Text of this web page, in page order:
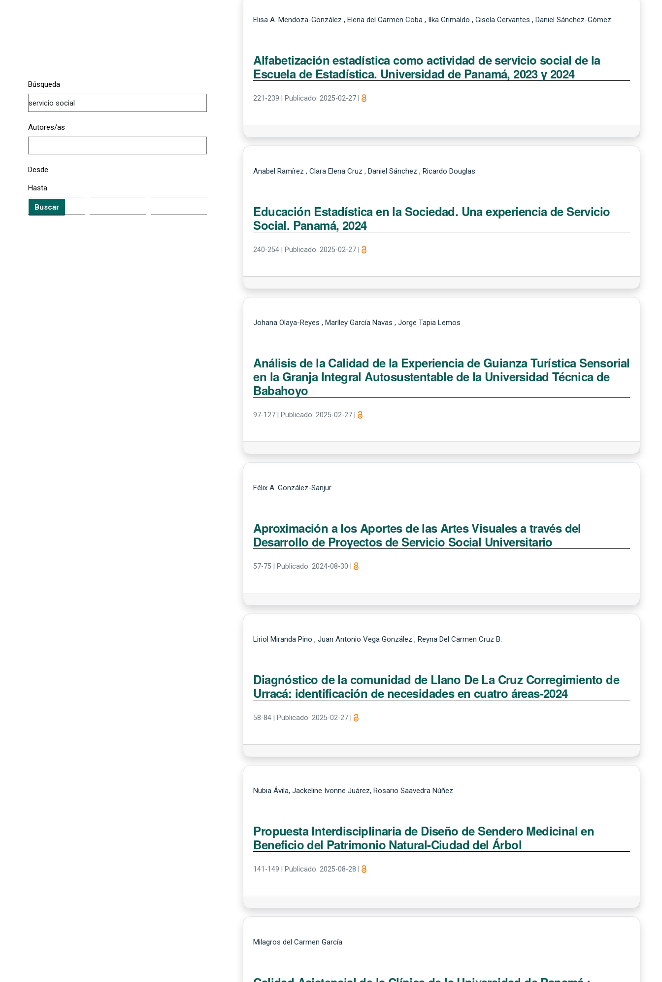
Búsqueda
Autores/as
Desde
Hasta
Buscar
Elisa A. Mendoza-González , Elena del Carmen Coba , Ilka Grimaldo , Gisela Cervantes , Daniel Sánchez-Gómez
Alfabetización estadística como actividad de servicio social de la
Escuela de Estadística. Universidad de Panamá, 2023 y 2024
221-239 Publicado: 2025-02-27 |
Anabel Ramírez , Clara Elena Cruz , Daniel Sánchez , Ricardo Douglas
Educación Estadística en la Sociedad. Una experiencia de Servicio
Social. Panamá, 2024
240-254 Publicado: 2025-02-27 |
Johana Olaya-Reyes , Marlley García Navas , Jorge Tapia Lemos
Análisis de la Calidad de la Experiencia de Guianza Turística Sensorial
en la Granja Integral Autosustentable de la Universidad Técnica de
Babahoyo
97-127 Publicado: 2025-02-27 |
Félix A. González-Sanjur
Aproximación a los Aportes de las Artes Visuales a través del
Desarrollo de Proyectos de Servicio Social Universitario
57-75 Publicado: 2024-08-30 |
Liriol Miranda Pino , Juan Antonio Vega González , Reyna Del Carmen Cruz B.
Diagnóstico de la comunidad de Llano De La Cruz Corregimiento de
Urracá: identificación de necesidades en cuatro áreas-2024
58-84 Publicado: 2025-02-27 |
Nubia Ávila, Jackeline Ivonne Juárez, Rosario Saavedra Núñez
Propuesta Interdisciplinaria de Diseño de Sendero Medicinal en
Beneficio del Patrimonio Natural-Ciudad del Árbol
141-149 Publicado: 2025-08-28 |
Milagros del Carmen García